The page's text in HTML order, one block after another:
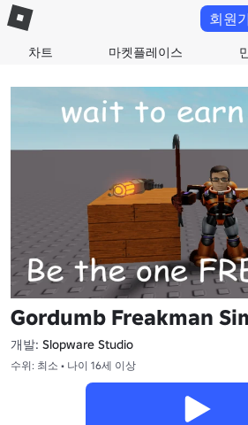
차트 마켓플레이스
회원
Gordumb Freakman
개발: Slopware Studio
수위: 최소 • 나이 16세 이상